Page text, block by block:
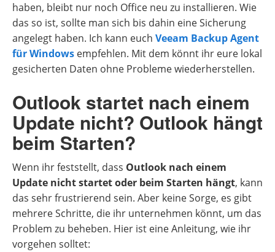
haben, bleibt nur noch Office neu zu installieren. Wie
das so ist, sollte man sich bis dahin eine Sicherung
angelegt haben. Ich kann euch Veeam Backup Agent
für Windows empfehlen. Mit dem könnt ihr eure lokal
gesicherten Daten ohne Probleme wiederherstellen.
Outlook startet nach einem
Update nicht? Outlook hängt
beim Starten?
Wenn ihr feststellt, dass Outlook nach einem
Update nicht startet oder beim Starten hängt, kann
das sehr frustrierend sein. Aber keine Sorge, es gibt
mehrere Schritte, die ihr unternehmen könnt, um das
Problem zu beheben. Hier ist eine Anleitung, wie ihr
vorgehen solltet: